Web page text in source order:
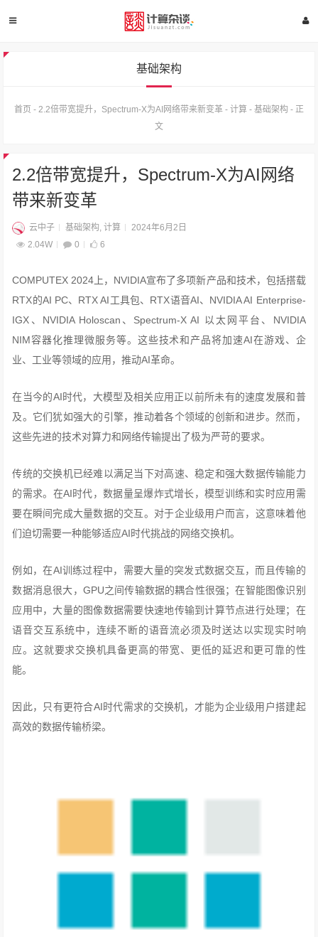
基础架构
首页 - 2.2倍带宽提升，Spectrum-X为AI网络带来新变革 - 计算 - 基础架构 - 正
文
2.2倍带宽提升，Spectrum-X为AI网络
带来新变革
云中子 基础架构 ,计算
2024年6月2日
2.04W
0 6
COMPUTEX 2024上，NVIDIA宣布了多项新产品和技术，包括搭载
RTX的AI PC、RTX AI工具包、RTX语音AI、NVIDIA AI Enterprise-
IGX、NVIDIA Holoscan、Spectrum-X AI 以太网平台、NVIDIA
NIM容器化推理微服务等。这些技术和产品将加速AI在游戏、企
业、工业等领域的应用，推动AI革命。
在当今的AI时代，大模型及相关应用正以前所未有的速度发展和普
及。它们犹如强大的引擎，推动着各个领域的创新和进步。然而，
这些先进的技术对算力和网络传输提出了极为严苛的要求。
传统的交换机已经难以满足当下对高速、稳定和强大数据传输能力
的需求。在AI时代，数据量呈爆炸式增长，模型训练和实时应用需
要在瞬间完成大量数据的交互。对于企业级用户而言，这意味着他
们迫切需要一种能够适应AI时代挑战的网络交换机。
例如，在AI训练过程中，需要大量的突发式数据交互，而且传输的
数据消息很大，GPU之间传输数据的耦合性很强；在智能图像识别
应用中，大量的图像数据需要快速地传输到计算节点进行处理；在
语音交互系统中，连续不断的语音流必须及时送达以实现实时响
应。这就要求交换机具备更高的带宽、更低的延迟和更可靠的性
能。
因此，只有更符合AI时代需求的交换机，才能为企业级用户搭建起
高效的数据传输桥梁。